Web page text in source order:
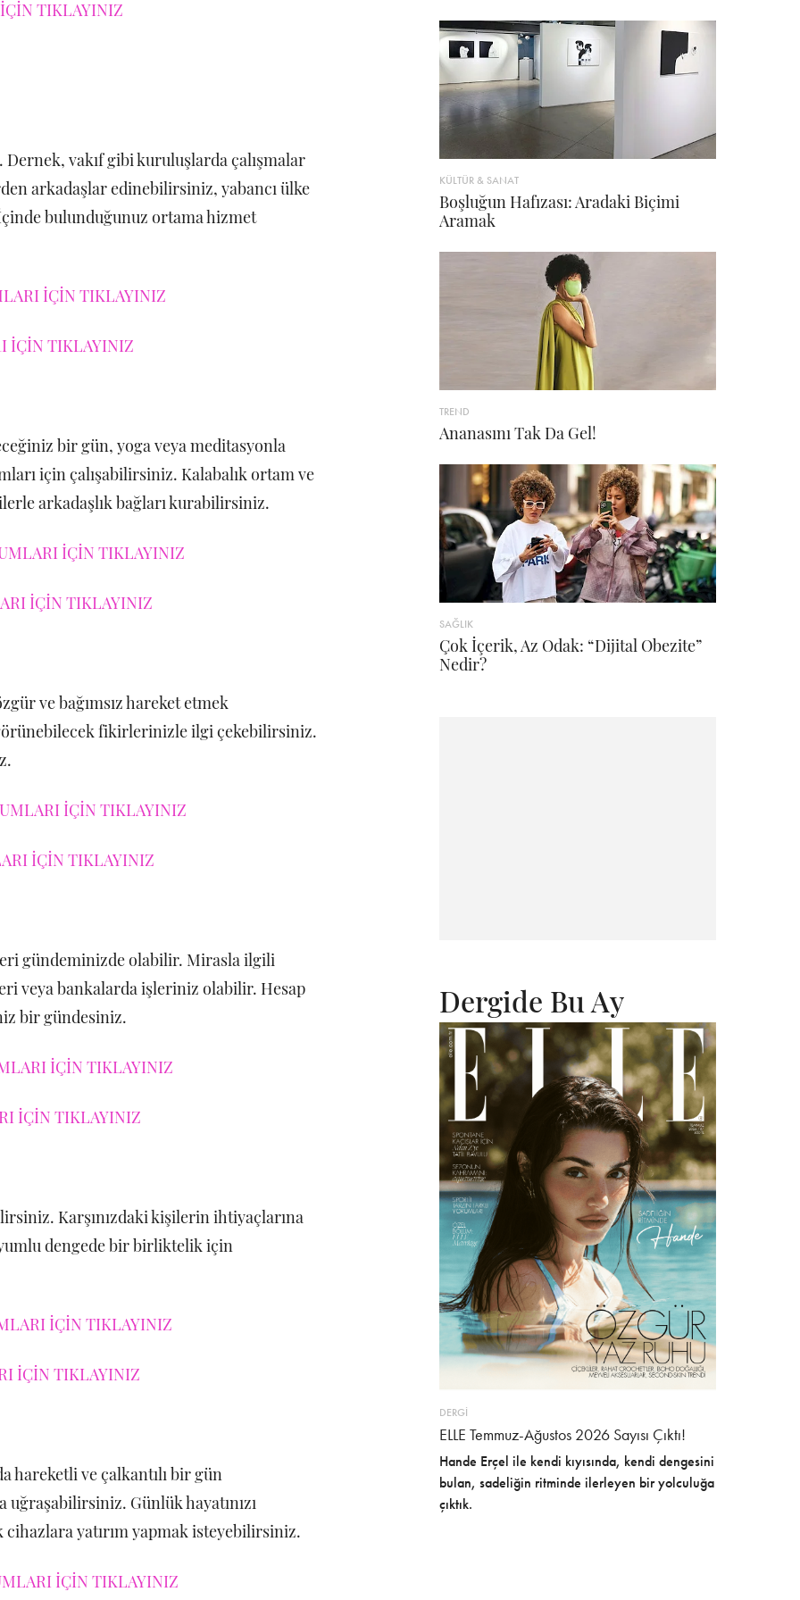
TIKLAYINIZ
vakıf gibi kuruluşlarda çalışmalar
arkadaşlar edinebilirsiniz, yabancı ülke
bulunduğunuz ortama hizmet
İÇİN TIKLAYINIZ
İÇİN TIKLAYINIZ
bir gün, yoga veya meditasyonla
için çalışabilirsiniz. Kalabalık ortam ve
arkadaşlık bağları kurabilirsiniz.
İÇİN TIKLAYINIZ
İÇİN TIKLAYINIZ
ve bağımsız hareket etmek
görünebilecek fikirlerinizle ilgi çekebilirsiniz.
İÇİN TIKLAYINIZ
İÇİN TIKLAYINIZ
gündeminizde olabilir. Mirasla ilgili
veya bankalarda işleriniz olabilir. Hesap
bir gündesiniz.
İÇİN TIKLAYINIZ
İÇİN TIKLAYINIZ
Karşınızdaki kişilerin ihtiyaçlarına
dengede bir birliktelik için
İÇİN TIKLAYINIZ
İÇİN TIKLAYINIZ
hareketli ve çalkantılı bir gün
Günlük hayatınızı
yatırım yapmak isteyebilirsiniz.
İÇİN TIKLAYINIZ
KÜLTÜR & SANAT
Boşluğun Hafızası: Aradaki Biçimi
Aramak
TREND
Ananasını Tak Da Gel!
SAĞLIK
Çok İçerik, Az Odak: “Dijital Obezite”
Nedir?
Dergide Bu Ay
DERGİ
ELLE Temmuz-Ağustos 2026 Sayısı Çıktı!
Hande Erçel ile kendi kıyısında, kendi dengesini
bulan, sadeliğin ritminde ilerleyen bir yolculuğa
çıktık.